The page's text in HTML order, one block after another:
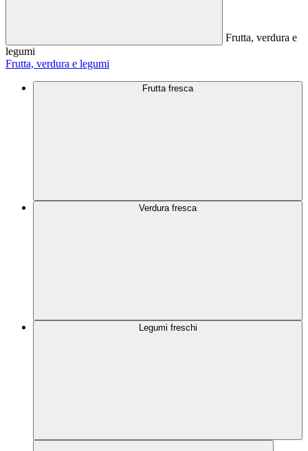
Frutta, verdura e
legumi
Frutta, verdura e legumi
Frutta fresca
Verdura fresca
Legumi freschi